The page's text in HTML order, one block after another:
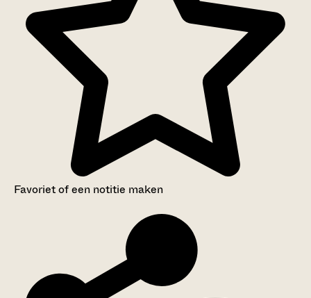
Favoriet of een notitie maken